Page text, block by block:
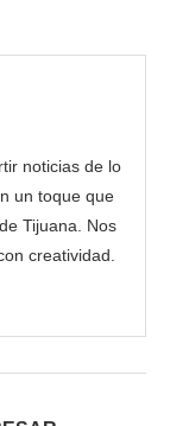
noticias de lo
un toque que
Tijuana. Nos
creatividad.